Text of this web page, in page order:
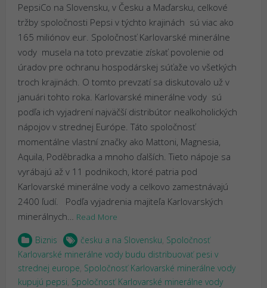
PepsiCo na Slovensku, v Česku a Maďarsku, celkové
tržby spoločnosti Pepsi v týchto krajinách sú viac ako
165 miliónov eur. Spoločnosť Karlovarské minerálne
vody musela na toto prevzatie získať povolenie od
úradov pre ochranu hospodárskej súťaže vo všetkých
troch krajinách. O tomto prevzatí sa diskutovalo už v
januári tohto roka. Karlovarské minerálne vody sú
podľa ich vyjadrení najväčší distribútor nealkoholických
nápojov v strednej Európe. Táto spoločnosť
momentálne vlastní značky ako Mattoni, Magnesia,
Aquila, Poděbradka a mnoho ďalších. Tieto nápoje sa
vyrábajú až v 11 podnikoch, ktoré patria pod
Karlovarské minerálne vody a celkovo zamestnávajú
2400 ľudí. Podľa vyjadrenia majiteľa Karlovarských
minerálnych…
Read More
Biznis česku a na Slovensku Spoločnosť
Karlovarské minerálne vody budu distribuovať pesi v
strednej europe Spoločnosť Karlovarské minerálne vody
kupujú pepsi Spoločnosť Karlovarské minerálne vody